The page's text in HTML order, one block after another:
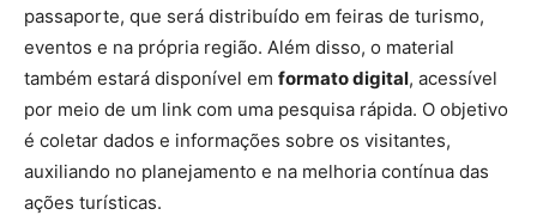
passaporte, que será distribuído em feiras de turismo,
eventos e na própria região. Além disso, o material
também estará disponível em formato digital, acessível
por meio de um link com uma pesquisa rápida. O objetivo
é coletar dados e informações sobre os visitantes,
auxiliando no planejamento e na melhoria contínua das
ações turísticas.